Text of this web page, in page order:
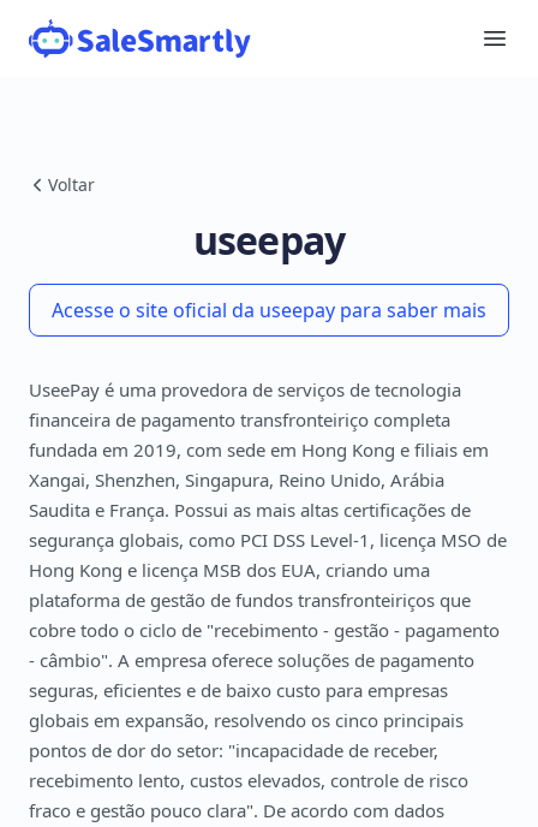
Voltar
useepay
Acesse o site oficial da useepay para saber mais
UseePay é uma provedora de serviços de tecnologia
financeira de pagamento transfronteiriço completa
fundada em 2019, com sede em Hong Kong e filiais em
Xangai, Shenzhen, Singapura, Reino Unido, Arábia
Saudita e França. Possui as mais altas certificações de
segurança globais, como PCI DSS Level-1, licença MSO de
Hong Kong e licença MSB dos EUA, criando uma
plataforma de gestão de fundos transfronteiriços que
cobre todo o ciclo de "recebimento - gestão - pagamento
- câmbio". A empresa oferece soluções de pagamento
seguras, eficientes e de baixo custo para empresas
globais em expansão, resolvendo os cinco principais
pontos de dor do setor: "incapacidade de receber,
recebimento lento, custos elevados, controle de risco
fraco e gestão pouco clara". De acordo com dados